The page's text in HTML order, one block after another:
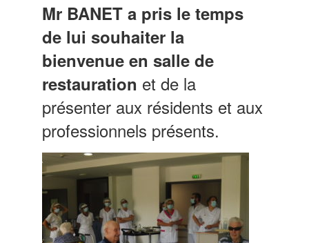
Mr BANET a pris le temps
de lui souhaiter la
bienvenue en salle de
restauration et de la
présenter aux résidents et aux
professionnels présents.